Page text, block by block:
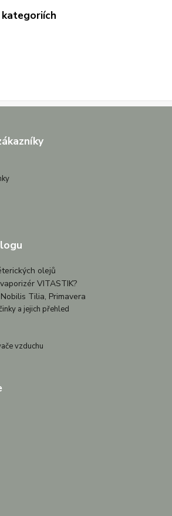
olejů
VITASTIK?
Tilia, Primavera
a jejich přehled
vzduchu